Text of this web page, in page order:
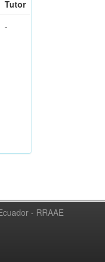
Tutor
-
- RRAAE